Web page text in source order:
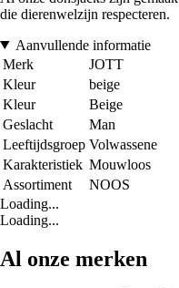
die dierenwelzijn respecteren.
Aanvullende informatie
Merk
JOTT
Kleur
beige
Kleur
Beige
Geslacht
Man
Leeftijdsgroep Volwassene
Karakteristiek Mouwloos
Assortiment
NOOS
Loading...
Loading...
Al onze merken